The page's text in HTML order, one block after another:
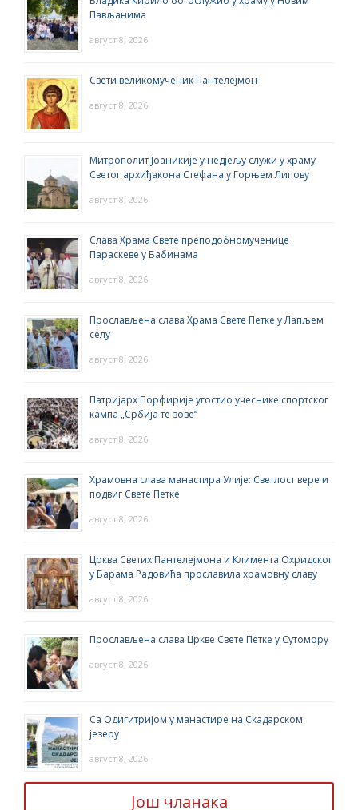
Пављанима
август 8, 2026
Свети великомученик Пантелејмон
август 8, 2026
Митрополит Јоаникије у недјељу служи у храму
Светог архиђакона Стефана у Горњем Липову
август 8, 2026
Слава Храма Свете преподобномученице
Параскеве у Бабинама
август 8, 2026
Прослављена слава Храма Свете Петке у Лапљем
селу
август 8, 2026
Патријарх Порфирије угостио учеснике спортског
кампа „Србија те зове“
август 8, 2026
Храмовна слава манастира Улије: Светлост вере и
подвиг Свете Петке
август 8, 2026
Црква Светих Пантелејмона и Климента Охридског
у Барама Радовића прославила храмовну славу
август 8, 2026
Прослављена слава Цркве Свете Петке у Сутомору
август 8, 2026
Са Одигитријом у манастире на Скадарском
језеру
август 8, 2026
Још чланака